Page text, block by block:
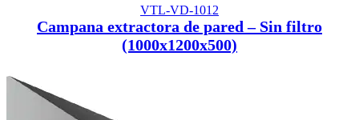
VTL-VD-1012
Campana extractora de pared – Sin filtro
(1000x1200x500)